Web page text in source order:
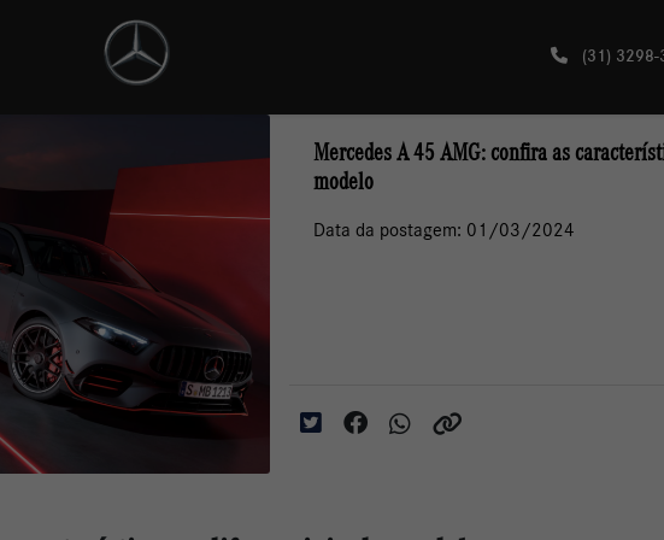
(31) 3298-
Mercedes A 45 AMG: confira as
modelo
Data da postagem: 01/03/2024